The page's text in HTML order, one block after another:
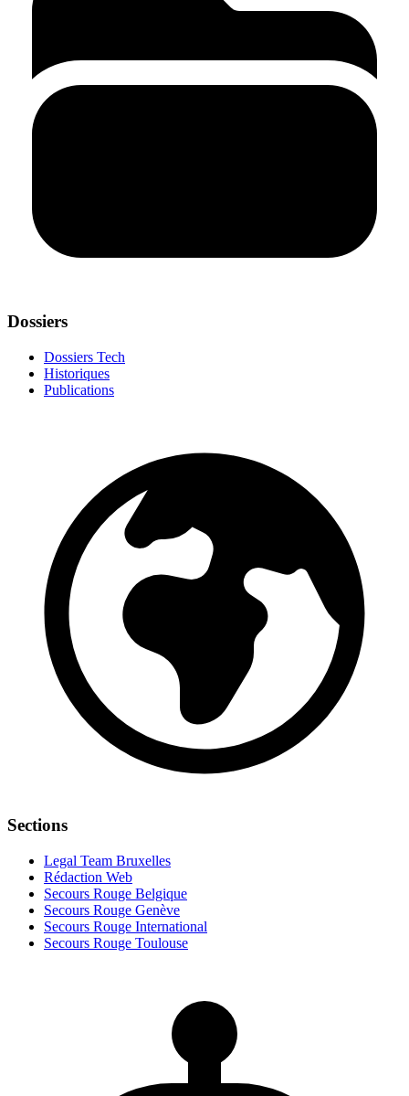
Dossiers
Dossiers Tech
Historiques
Publications
Sections
Legal Team Bruxelles
Rédaction Web
Secours Rouge Belgique
Secours Rouge Genève
Secours Rouge International
Secours Rouge Toulouse